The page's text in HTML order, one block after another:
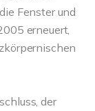
Fenster und
erneuert,
der